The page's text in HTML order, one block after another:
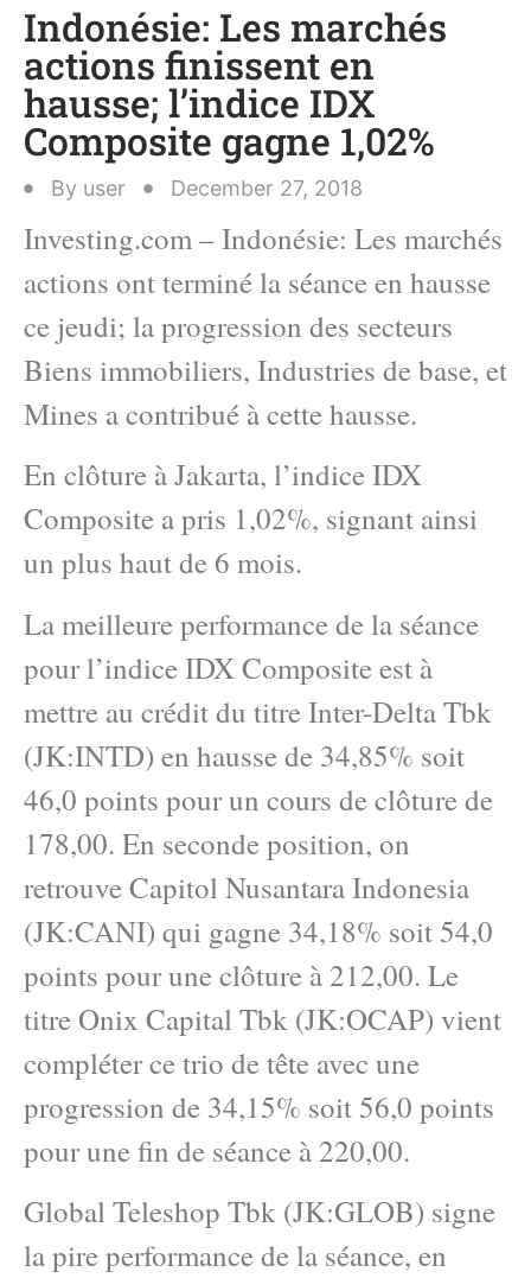
Indonésie: Les marchés
actions finissent en
hausse; l’indice IDX
Composite gagne 1,02%
By user December 27, 2018
Investing.com – Indonésie: Les marchés
actions ont terminé la séance en hausse
ce jeudi; la progression des secteurs
Biens immobiliers, Industries de base, et
Mines a contribué à cette hausse.
En clôture à Jakarta, l’indice IDX
Composite a pris 1,02%, signant ainsi
un plus haut de 6 mois.
La meilleure performance de la séance
pour l’indice IDX Composite est à
mettre au crédit du titre Inter-Delta Tbk
(JK:INTD) en hausse de 34,85% soit
46,0 points pour un cours de clôture de
178,00. En seconde position, on
retrouve Capitol Nusantara Indonesia
(JK:CANI) qui gagne 34,18% soit 54,0
points pour une clôture à 212,00. Le
titre Onix Capital Tbk (JK:OCAP) vient
compléter ce trio de tête avec une
progression de 34,15% soit 56,0 points
pour une fin de séance à 220,00.
Global Teleshop Tbk (JK:GLOB) signe
la pire performance de la séance, en